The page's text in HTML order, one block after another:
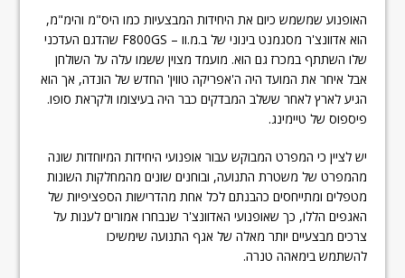
האופנוע שמשמש כיום את היחידות המבצעיות כמו היס"מ והימ"מ,
הוא אדוונצ'ר מסגמנט בינוני של ב.מ.וו – F800GS שהדגם העדכני
שלו השתתף במכרז גם הוא. מועמד מצוין ששמו עלה על השולחן
אבל איחר את המועד היה ה'אפריקה טווין' החדש של הונדה, אך הוא
הגיע לארץ לאחר ששלב המבדקים כבר היה בעיצומו ולקראת סופו.
פיספוס של טיימינג.
יש לציין כי המפרט המבוקש עבור אופנועי היחידות המיוחדות שונה
מהמפרט של משטרת התנועה, ובוחנים שונים מהמחלקות השונות
מטפלים ומתייחסים כהבנתם לכל אחת מהדרישות הספציפיות של
האגפים הללו, כך שאופנועי האדוונצ'ר שנבחרו אמורים לענות על
צרכים מבצעיים יותר מאלה של אגף התנועה שימשיכו
להשתמש בימאהה טנרה.